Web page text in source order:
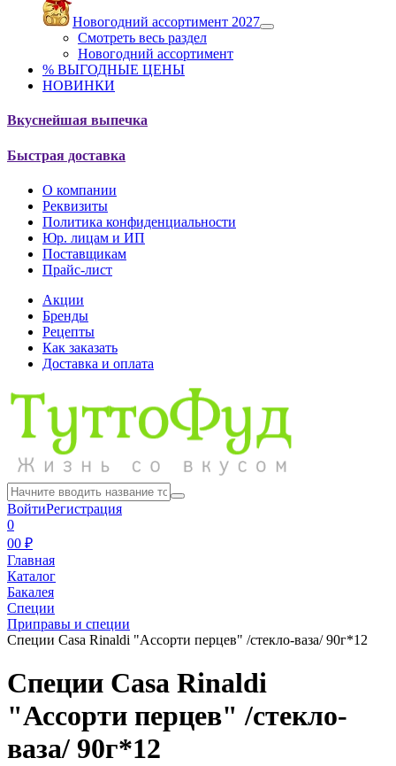
Новогодний ассортимент 2027
Смотреть весь раздел
Новогодний ассортимент
% ВЫГОДНЫЕ ЦЕНЫ
НОВИНКИ
Вкуснейшая выпечка
Быстрая доставка
О компании
Реквизиты
Политика конфиденциальности
Юр. лицам и ИП
Поставщикам
Прайс-лист
Акции
Бренды
Рецепты
Как заказать
Доставка и оплата
ВойтиРегистрация
0
00 ₽
Главная
Каталог
Бакалея
Специи
Приправы и специи
Специи Casa Rinaldi "Ассорти перцев" /стекло-ваза/ 90г*12
Специи Casa Rinaldi
"Ассорти перцев" /стекло-
ваза/ 90г*12